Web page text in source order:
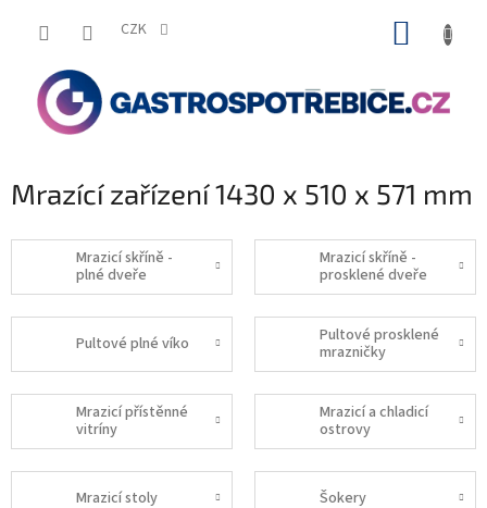
CZK
Mrazící zařízení 1430 x 510 x 571 mm
Mrazicí skříně -
plné dveře
Mrazicí skříně -
prosklené dveře
Pultové plné víko
Pultové prosklené
mrazničky
Mrazicí přístěnné
vitríny
Mrazicí a chladicí
ostrovy
Mrazicí stoly Šokery